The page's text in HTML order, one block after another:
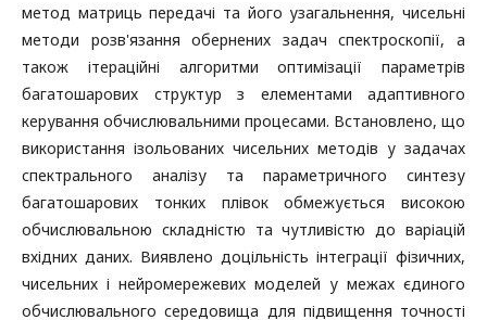
метод матриць передачі та його узагальнення, чисельні
методи розв'язання обернених задач спектроскопії, а
також ітераційні алгоритми оптимізації параметрів
багатошарових структур з елементами адаптивного
керування обчислювальними процесами. Встановлено, що
використання ізольованих чисельних методів у задачах
спектрального аналізу та параметричного синтезу
багатошарових тонких плівок обмежується високою
обчислювальною складністю та чутливістю до варіацій
вхідних даних. Виявлено доцільність інтеграції фізичних,
чисельних і нейромережевих моделей у межах єдиного
обчислювального середовища для підвищення точності